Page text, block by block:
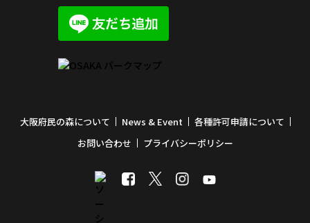
大阪府民の森について News & Event
各種許可申請について
お問い合わせ
プライバシーポリシー